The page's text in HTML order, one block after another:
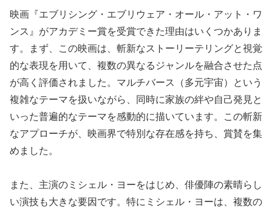
映画『エブリシング・エブリウェア・オール・アット・ワ
ンス』がアカデミー賞を受賞できた理由はいくつかありま
す。まず、この映画は、斬新なストーリーテリングと視覚
的な表現を用いて、複数の異なるジャンルを融合させた点
が高く評価されました。マルチバース（多元宇宙）という
複雑なテーマを扱いながら、同時に家族の絆や自己発見と
いった普遍的なテーマを感動的に描いています。この斬新
なアプローチが、映画界で特別な存在感を持ち、賞賛を集
めました。
また、主演のミシェル・ヨーをはじめ、俳優陣の素晴らし
い演技も大きな要因です。特にミシェル・ヨーは、複数の